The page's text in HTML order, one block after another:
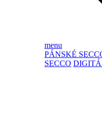
menu
PÁNSKÉ
SECCO